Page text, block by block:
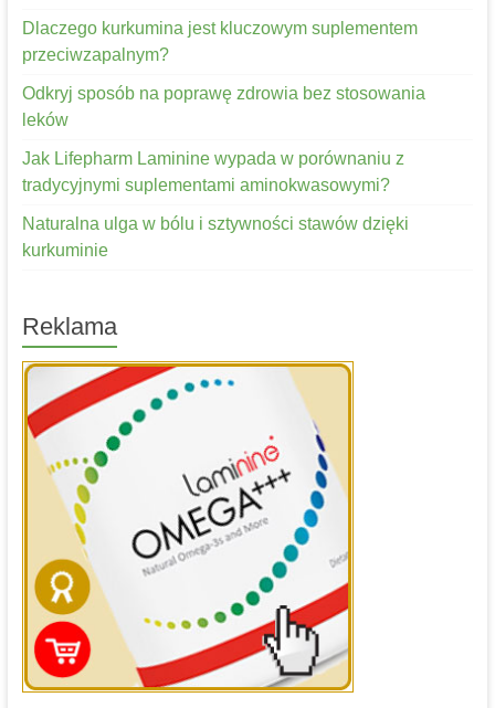
Dlaczego kurkumina jest kluczowym suplementem
przeciwzapalnym?
Odkryj sposób na poprawę zdrowia bez stosowania
leków
Jak Lifepharm Laminine wypada w porównaniu z
tradycyjnymi suplementami aminokwasowymi?
Naturalna ulga w bólu i sztywności stawów dzięki
kurkuminie
Reklama